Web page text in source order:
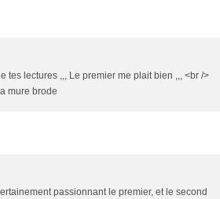
tes lectures ,,, Le premier me plait bien ,,, <br />
mure brode
passionnant le premier, et le second